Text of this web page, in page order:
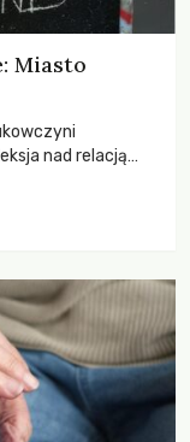
Miasto
nad relacją